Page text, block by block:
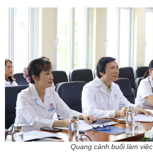
Quang cảnh buổi làm việc